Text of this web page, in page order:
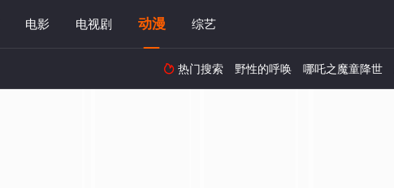
电影 电视剧 动漫 综艺
 热门搜索 野性的呼唤 哪吒之魔童降世